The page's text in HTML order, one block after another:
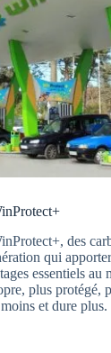
des
qui
essentiels au
plus protégé,
et dure plus.